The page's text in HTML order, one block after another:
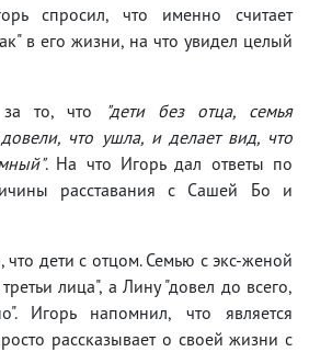
спросил, что именно считает
в его жизни, на что увидел целый
за то, что
"дети без отца, семья
что ушла, и делает вид, что
. На что Игорь дал ответы по
расставания с Сашей Бо и
что дети с отцом. Семью с экс-женой
лица", а Лину "довел до всего,
Игорь напомнил, что является
рассказывает о своей жизни с